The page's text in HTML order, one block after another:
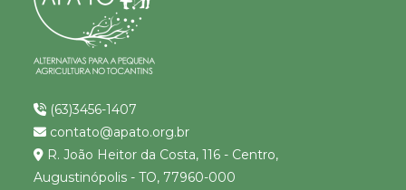
(63)3456-1407
contato@apato.org.br
R. João Heitor da Costa, 116 - Centro,
Augustinópolis - TO, 77960-000